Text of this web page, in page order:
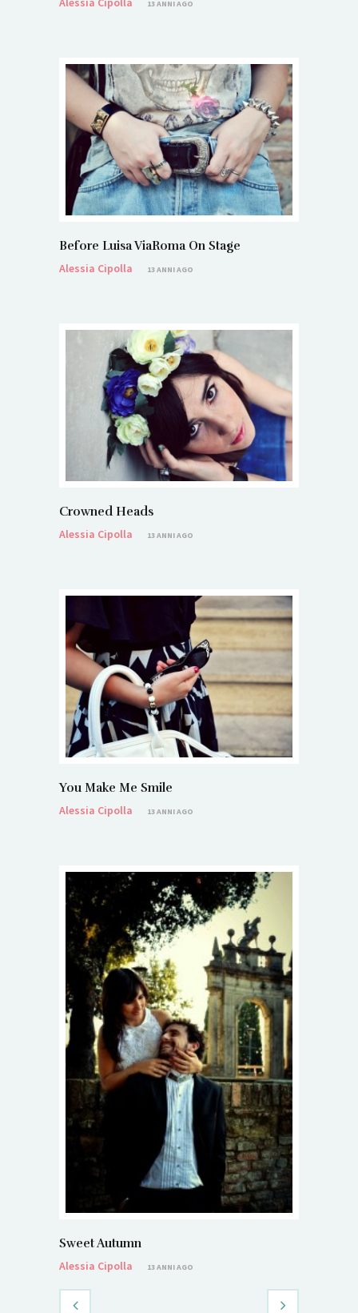
13 ANNI AGO
Before Luisa ViaRoma On Stage
Alessia Cipolla
13 ANNI AGO
Crowned Heads
Alessia Cipolla
13 ANNI AGO
You Make Me Smile
Alessia Cipolla
13 ANNI AGO
Sweet Autumn
Alessia Cipolla
13 ANNI AGO